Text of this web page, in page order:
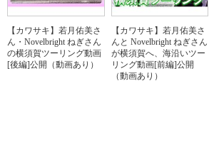
【カワサキ】若月佑美さ
ん・Novelbright ねぎさん
の横須賀ツーリング動画
[後編]公開（動画あり）
【カワサキ】若月佑美さ
んと Novelbright ねぎさん
が横須賀へ、海沿いツー
リング動画[前編]公開
（動画あり）